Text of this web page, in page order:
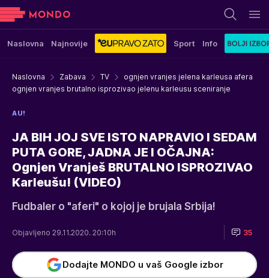
Naslovna Najnovije Sport Info
Naslovna Zabava TV
ognjen vranjes jelena karleusa afera
ognjen vranjes brutalno isprozivao jelenu karleusu sceniranje
AU!
JA BIH JOJ SVE ISTO NAPRAVIO I SEDAM
PUTA GORE, JADNA JE I OČAJNA:
Ognjen Vranješ BRUTALNO ISPROZIVAO
Karleušu! (VIDEO)
Fudbaler o "aferi" o kojoj je brujala Srbija!
Objavljeno 29.11.2020. 20:10h 35
Dodajte MONDO u vaš Google izbor